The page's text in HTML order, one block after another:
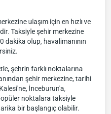
ulaşım için en hızlı ve
Taksiyle şehir merkezine
dakika olup, havalimanının
şehrin farklı noktalarına
şehir merkezine, tarihi
İnceburun'a,
noktalara taksiyle
bir başlangıç olabilir.